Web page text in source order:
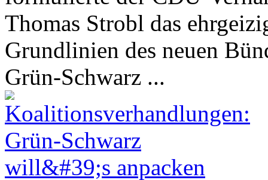
Thomas Strobl das
Grundlinien des neuen
Grün-Schwarz ...